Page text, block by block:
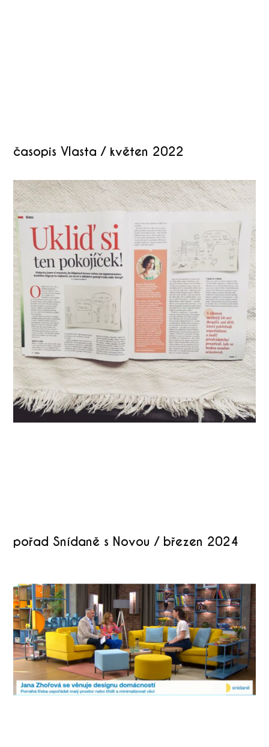
časopis Vlasta / květen 2022
pořad Snídaně s Novou / březen 2024